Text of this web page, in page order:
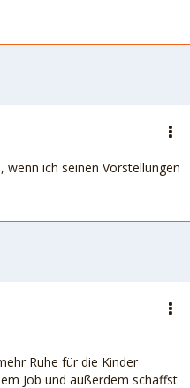
ich seinen Vorstellungen
Ruhe für die Kinder
Job und außerdem schaffst